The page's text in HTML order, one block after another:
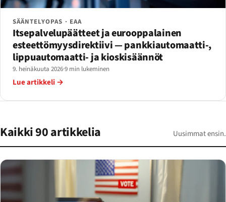
SÄÄNTELYOPAS · EAA
Itsepalvelupäätteet ja eurooppalainen
esteettömyysdirektiivi — pankkiautomaatti-,
lippuautomaatti- ja kioskisäännöt
9. heinäkuuta 2026·9 min lukeminen
Lue artikkeli →
Kaikki 90 artikkelia Uusimmat ensin.